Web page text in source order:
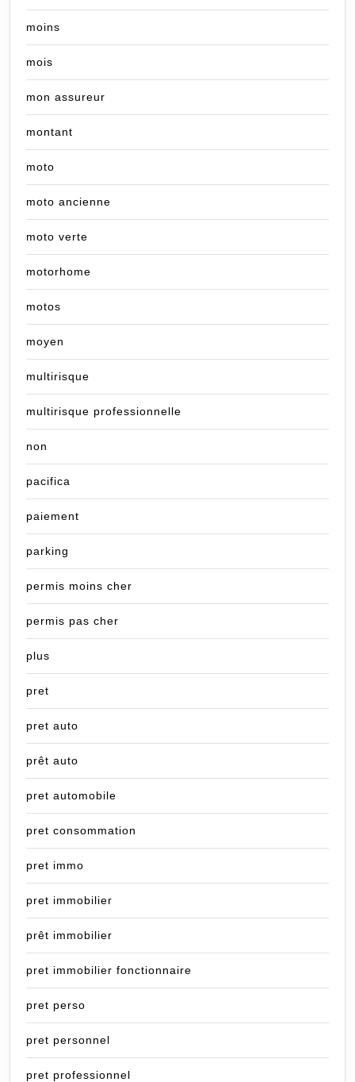
moins
mois
mon assureur
montant
moto
moto ancienne
moto verte
motorhome
motos
moyen
multirisque
multirisque professionnelle
non
pacifica
paiement
parking
permis moins cher
permis pas cher
plus
pret
pret auto
prêt auto
pret automobile
pret consommation
pret immo
pret immobilier
prêt immobilier
pret immobilier fonctionnaire
pret perso
pret personnel
pret professionnel